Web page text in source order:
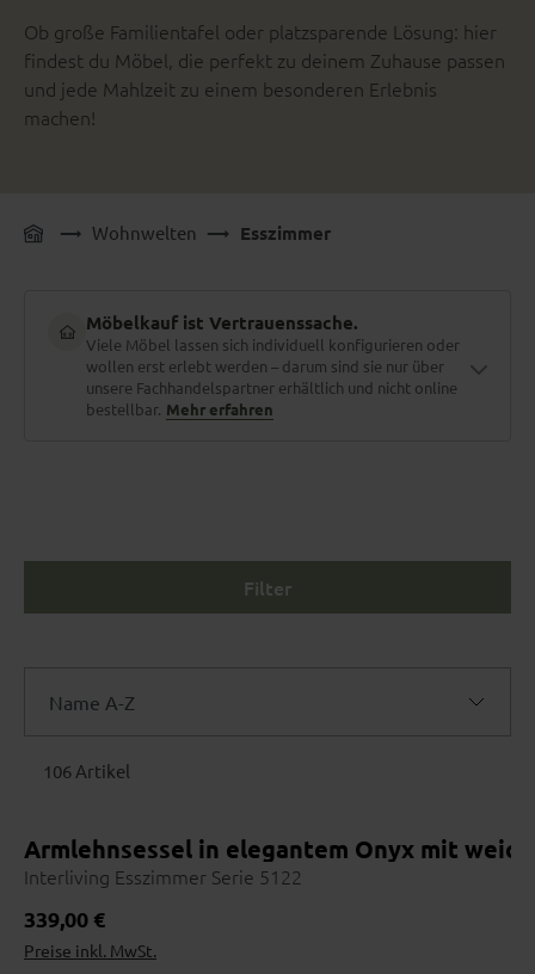
Ob große Familientafel oder platzsparende Lösung: hier
findest du Möbel, die perfekt zu deinem Zuhause passen
und jede Mahlzeit zu einem besonderen Erlebnis
machen!
Wohnwelten Esszimmer
Möbelkauf ist Vertrauenssache.
Viele Möbel lassen sich individuell konfigurieren oder
wollen erst erlebt werden – darum sind sie nur über
unsere Fachhandelspartner erhältlich und nicht online
bestellbar. Mehr erfahren
Größe, Bezug, Funktionen, Farbe – fast jedes Möbelstück lässt
Option.
Persönlicher Ansprechpartner
dich und dein Möbelstück kennt – mit Namen, Gesicht und
Erfahrung.
Filter
106 Artikel
Name A-Z
Name A-Z
Preis aufsteigend
Preis absteigend
Topseller
Armlehnsessel in elegantem Onyx mit
Interliving Esszimmer Serie 5122
Regulärer Preis:
339,00 €
Preise inkl. MwSt.